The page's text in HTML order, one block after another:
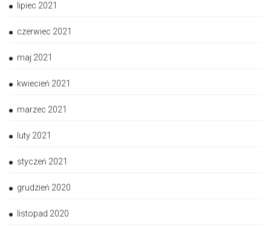
lipiec 2021
czerwiec 2021
maj 2021
kwiecień 2021
marzec 2021
luty 2021
styczeń 2021
grudzień 2020
listopad 2020